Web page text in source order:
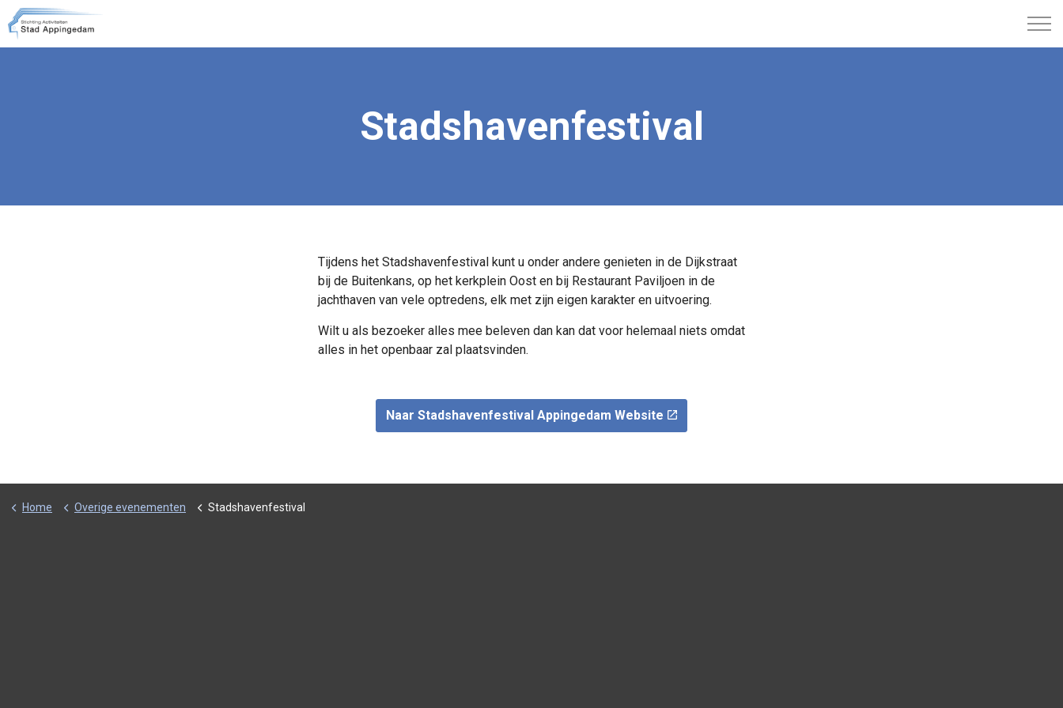
Stadshavenfestival
Tijdens het Stadshavenfestival kunt u onder andere genieten in de Dijkstraat
bij de Buitenkans, op het kerkplein Oost en bij Restaurant Paviljoen in de
jachthaven van vele optredens, elk met zijn eigen karakter en uitvoering.
Wilt u als bezoeker alles mee beleven dan kan dat voor helemaal niets omdat
alles in het openbaar zal plaatsvinden.
Naar Stadshavenfestival Appingedam Website
Home Overige evenementen Stadshavenfestival